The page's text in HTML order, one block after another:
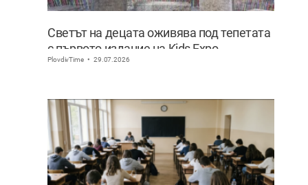
Светът на децата оживява под тепетата
с първото издание на Kids Expo
PlovdivTime 29.07.2026